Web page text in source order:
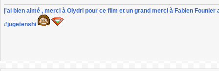
j'ai bien aimé , merci à Olydri pour ce film et un grand merci à Fabien
#jugetenshi